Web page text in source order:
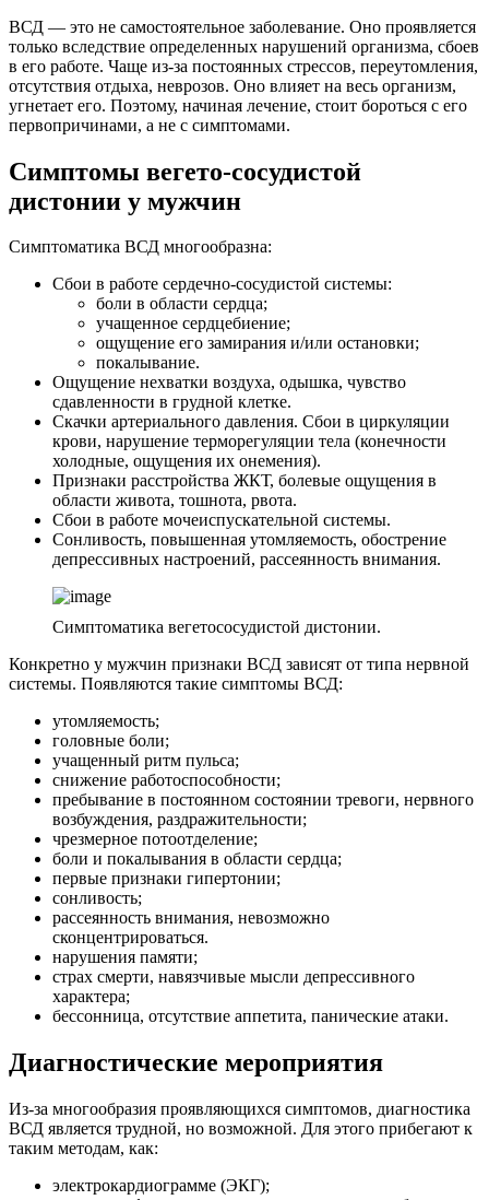
ВСД — это не самостоятельное заболевание. Оно проявляется
только вследствие определенных нарушений организма, сбоев
в его работе. Чаще из-за постоянных стрессов, переутомления,
отсутствия отдыха, неврозов. Оно влияет на весь организм,
угнетает его. Поэтому, начиная лечение, стоит бороться с его
первопричинами, а не с симптомами.
Симптомы вегето-сосудистой
дистонии у мужчин
Симптоматика ВСД многообразна:
Сбои в работе сердечно-сосудистой системы:
боли в области сердца;
учащенное сердцебиение;
ощущение его замирания и/или остановки;
покалывание.
Ощущение нехватки воздуха, одышка, чувство
сдавленности в грудной клетке.
Скачки артериального давления. Сбои в циркуляции
крови, нарушение терморегуляции тела (конечности
холодные, ощущения их онемения).
Признаки расстройства ЖКТ, болевые ощущения в
области живота, тошнота, рвота.
Сбои в работе мочеиспускательной системы.
Сонливость, повышенная утомляемость, обострение
депрессивных настроений, рассеянность внимания.
Симптоматика вегетососудистой дистонии.
Конкретно у мужчин признаки ВСД зависят от типа нервной
системы. Появляются такие симптомы ВСД:
утомляемость;
головные боли;
учащенный ритм пульса;
снижение работоспособности;
пребывание в постоянном состоянии тревоги, нервного
возбуждения, раздражительности;
чрезмерное потоотделение;
боли и покалывания в области сердца;
первые признаки гипертонии;
сонливость;
рассеянность внимания, невозможно
сконцентрироваться.
нарушения памяти;
страх смерти, навязчивые мысли депрессивного
характера;
бессонница, отсутствие аппетита, панические атаки.
Диагностические мероприятия
Из-за многообразия проявляющихся симптомов, диагностика
ВСД является трудной, но возможной. Для этого прибегают к
таким методам, как:
электрокардиограмме (ЭКГ);